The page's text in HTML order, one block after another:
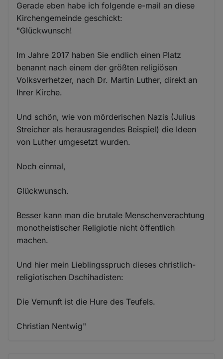
Gerade eben habe ich folgende e-mail an diese
Kirchengemeinde geschickt:
"Glückwunsch!
Im Jahre 2017 haben Sie endlich einen Platz
benannt nach einem der größten religiösen
Volksverhetzer, nach Dr. Martin Luther, direkt an
Ihrer Kirche.
Und schön, wie von mörderischen Nazis (Julius
Streicher als herausragendes Beispiel) die Ideen
von Luther umgesetzt wurden.
Noch einmal,
Glückwunsch.
Besser kann man die brutale Menschenverachtung
monotheistischer Religiotie nicht öffentlich
machen.
Und hier mein Lieblingsspruch dieses christlich-
religiotischen Dschihadisten:
Die Vernunft ist die Hure des Teufels.
Christian Nentwig"